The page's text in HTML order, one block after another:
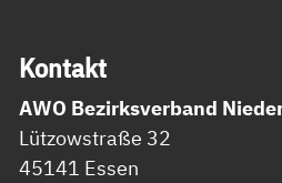
Kon­takt
AWO Bezirksverband
Lützowstraße 32
45141 Essen